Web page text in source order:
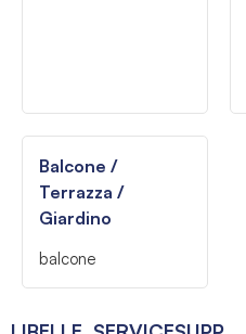
Balcone /
Terrazza /
Giardino
balcone